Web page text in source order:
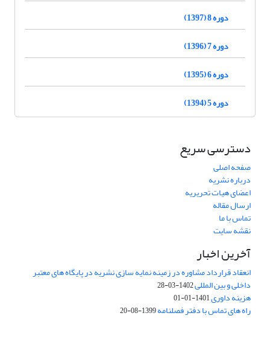
دوره 8 (1397)
دوره 7 (1396)
دوره 6 (1395)
دوره 5 (1394)
دسترسی سریع
صفحه اصلی
درباره نشریه
اعضای هیات تحریریه
ارسال مقاله
تماس با ما
نقشه سایت
آخرین اخبار
انعقاد قرارداد مشاوره در زمینه نمایه سازی نشریه در پایگاه های معتبر
داخلی و بین المللی1402-03-28
هزینه داوری1401-01-01
راه های تماس با دفتر فصلنامه1399-08-20